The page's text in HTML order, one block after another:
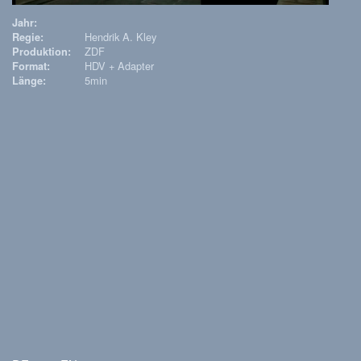
Jahr:
Regie:
Hendrik A. Kley
Produktion: ZDF
Format: HDV + Adapter
Länge: 5min